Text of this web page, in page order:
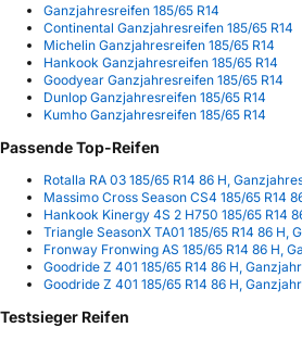
Ganzjahresreifen 185/65 R14
Continental Ganzjahresreifen 185/65 R14
Michelin Ganzjahresreifen 185/65 R14
Hankook Ganzjahresreifen 185/65 R14
Goodyear Ganzjahresreifen 185/65 R14
Dunlop Ganzjahresreifen 185/65 R14
Kumho Ganzjahresreifen 185/65 R14
Passende Top-Reifen
Rotalla RA 03 185/65 R14 86 H,
Massimo Cross Season CS4 185/65 R14
Hankook Kinergy 4S 2 H750 185/65 R14
Triangle SeasonX TA01 185/65 R14 86 H,
Fronway Fronwing AS 185/65 R14 86 H,
Goodride Z 401 185/65 R14 86 H,
Goodride Z 401 185/65 R14 86 H,
Testsieger Reifen